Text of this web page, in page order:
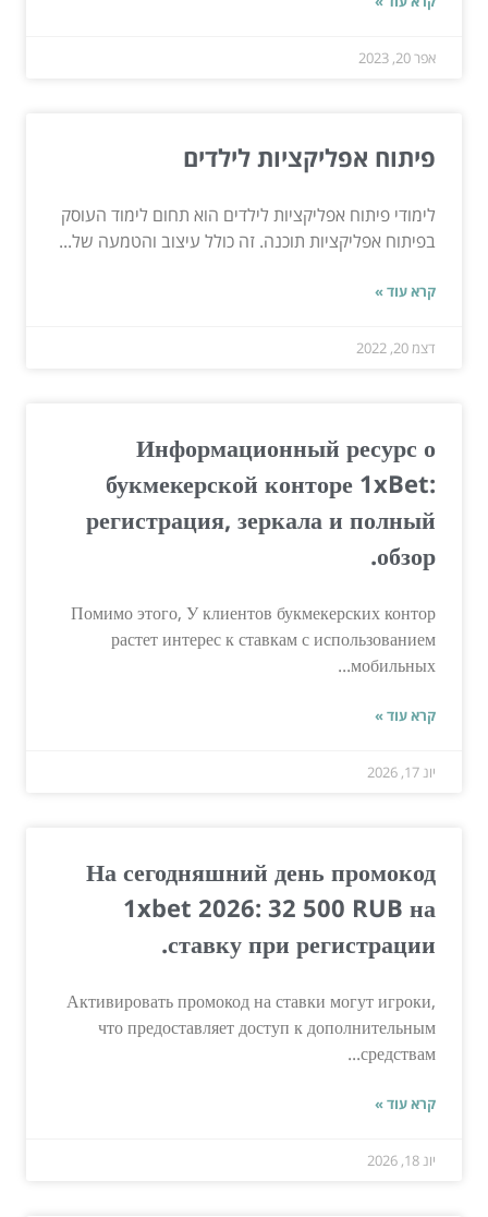
אפר 20, 2023
פיתוח אפליקציות לילדים
לימודי פיתוח אפליקציות לילדים הוא תחום לימוד העוסק
בפיתוח אפליקציות תוכנה. זה כולל עיצוב והטמעה של...
קרא עוד »
דצמ 20, 2022
Информационный ресурс о
букмекерской конторе 1xBet:
регистрация, зеркала и полный
обзор.
Помимо этого, У клиентов букмекерских контор
растет интерес к ставкам с использованием
мобильных...
קרא עוד »
יונ 17, 2026
На сегодняшний день промокод
1xbet 2026: 32 500 RUB на
ставку при регистрации.
Активировать промокод на ставки могут игроки,
что предоставляет доступ к дополнительным
средствам...
קרא עוד »
יונ 18, 2026